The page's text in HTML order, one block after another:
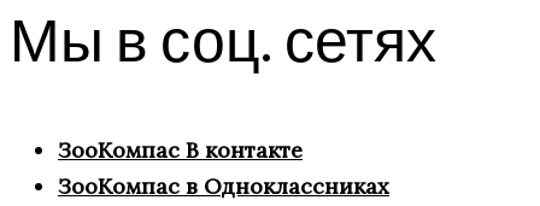
Мы в соц. сетях
ЗооКомпас В контакте
ЗооКомпас в Одноклассниках